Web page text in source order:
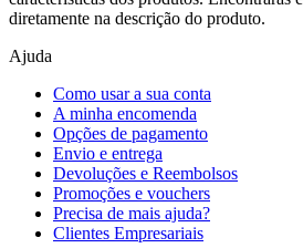
diretamente na descrição do produto.
Ajuda
Como usar a sua conta
A minha encomenda
Opções de pagamento
Envio e entrega
Devoluções e Reembolsos
Promoções e vouchers
Precisa de mais ajuda?
Clientes Empresariais